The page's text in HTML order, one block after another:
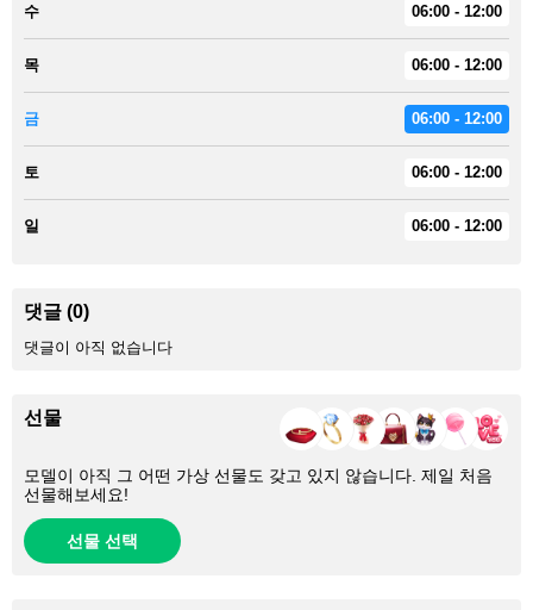
수 06:00 - 12:00
목 06:00 - 12:00
금 06:00 - 12:00
토 06:00 - 12:00
일 06:00 - 12:00
댓글 (0)
댓글이 아직 없습니다
선물
모델이 아직 그 어떤 가상 선물도 갖고 있지 않습니다. 제일 처음
선물해보세요!
선물 선택